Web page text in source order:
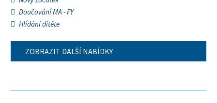
Doučování MA - FY
Hlídání dítěte
ZOBRAZIT DALŠÍ NABÍDKY